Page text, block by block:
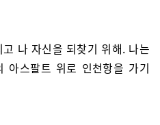
나 자신을 되찾기 위해. 나는
아스팔트 위로 인천항을 가기